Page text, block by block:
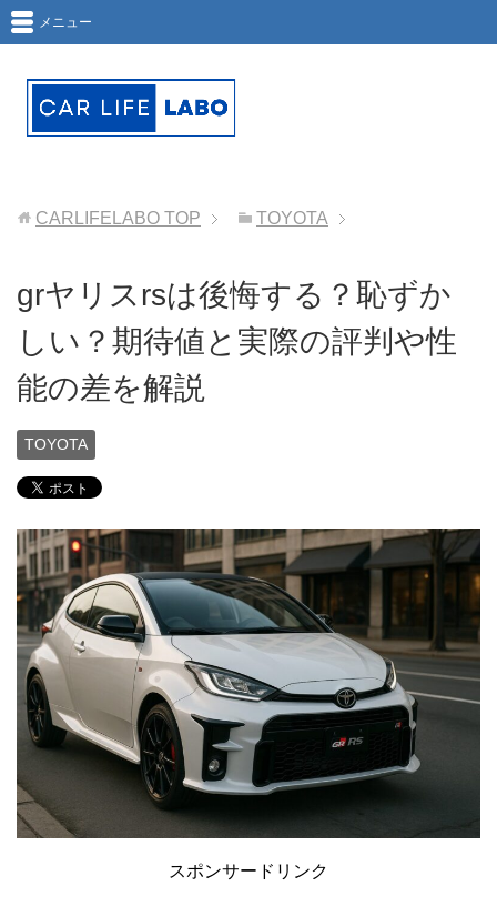
メニュー
CARLIFELABO TOP TOYOTA
grヤリスrsは後悔する？恥ずか
しい？期待値と実際の評判や性
能の差を解説
TOYOTA
スポンサードリンク